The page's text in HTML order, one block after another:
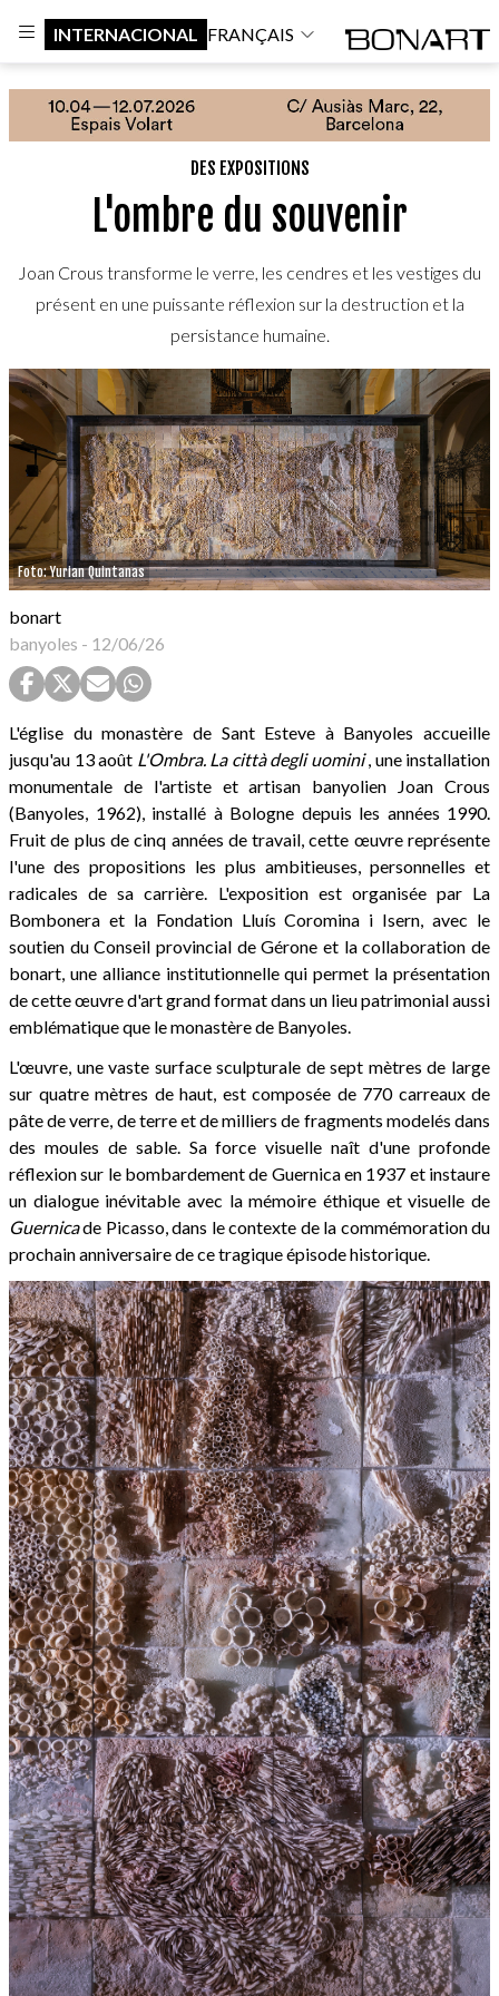
INTERNACIONAL FRANÇAIS
DES EXPOSITIONS
L'ombre du souvenir
Joan Crous transforme le verre, les cendres et les vestiges du
présent en une puissante réflexion sur la destruction et la
persistance humaine.
Foto: Yurian Quintanas
bonart
banyoles - 12/06/26
L'église du monastère de Sant Esteve à Banyoles accueille
jusqu'au 13 août L'Ombra. La città degli uomini, une installation
monumentale de l'artiste et artisan banyolien Joan Crous
(Banyoles, 1962), installé à Bologne depuis les années 1990.
Fruit de plus de cinq années de travail, cette œuvre représente
l'une des propositions les plus ambitieuses, personnelles et
radicales de sa carrière. L'exposition est organisée par La
Bombonera et la Fondation Lluís Coromina i Isern, avec le
soutien du Conseil provincial de Gérone et la collaboration de
bonart, une alliance institutionnelle qui permet la présentation
de cette œuvre d'art grand format dans un lieu patrimonial aussi
emblématique que le monastère de Banyoles.
L'œuvre, une vaste surface sculpturale de sept mètres de large
sur quatre mètres de haut, est composée de 770 carreaux de
pâte de verre, de terre et de milliers de fragments modelés dans
des moules de sable. Sa force visuelle naît d'une profonde
réflexion sur le bombardement de Guernica en 1937 et instaure
un dialogue inévitable avec la mémoire éthique et visuelle de
Guernicade Picasso, dans le contexte de la commémoration du
prochain anniversaire de ce tragique épisode historique.